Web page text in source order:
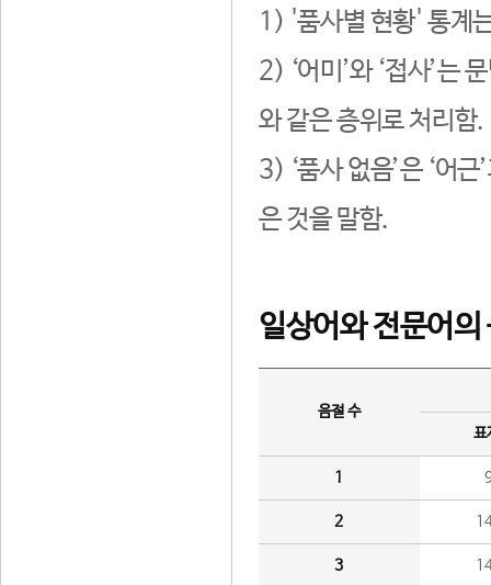
1) '품사별 현황' 통계
2) ‘어미’와 ‘접사’는
와 같은 층위로 처리함.
3) ‘품사 없음’은 ‘어
은 것을 말함.
일상어와 전문어의
음절 수
표
1
2
3